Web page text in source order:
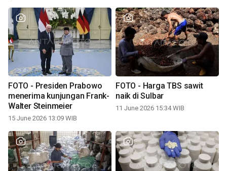
FOTO - Presiden Prabowo
menerima kunjungan Frank-
Walter Steinmeier
15 June 2026 13:09 WIB
FOTO - Harga TBS sawit
naik di Sulbar
11 June 2026 15:34 WIB